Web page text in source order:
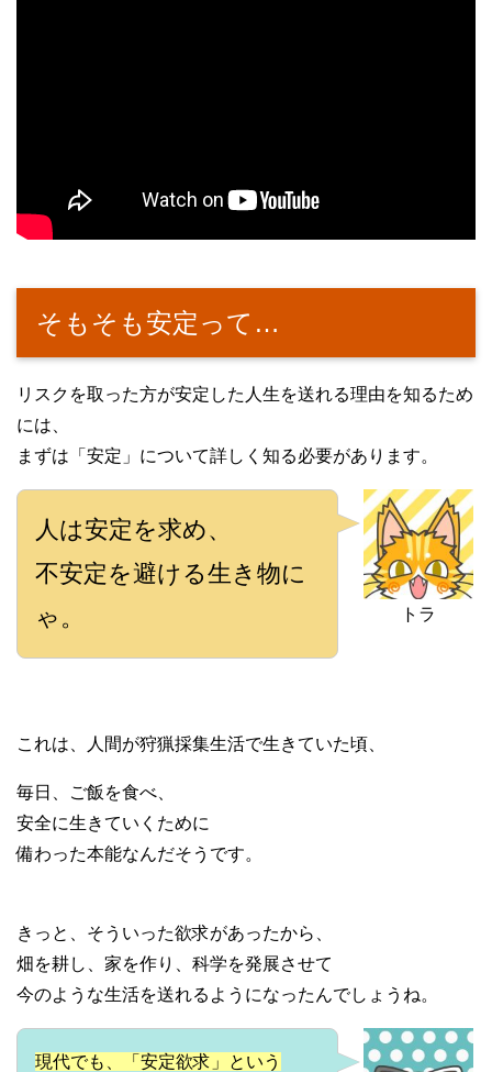
そもそも安定って…
リスクを取った方が安定した人生を送れる理由を知るため
には、
まずは「安定」について詳しく知る必要があります。
トラ
人は安定を求め、
不安定を避ける生き物に
ゃ。
これは、人間が狩猟採集生活で生きていた頃、
毎日、ご飯を食べ、
安全に生きていくために
備わった本能なんだそうです。
きっと、そういった欲求があったから、
畑を耕し、家を作り、科学を発展させて
今のような生活を送れるようになったんでしょうね。
現代でも、「安定欲求」という